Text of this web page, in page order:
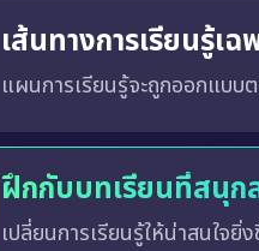
เส้นทางการเรียนรู้เ
แผนการเรียนรู้จะถูกออกแบบ
ฝึกกับบทเรียนที่สนุก
เปลี่ยนการเรียนรู้ให้น่าสนใจยิ่